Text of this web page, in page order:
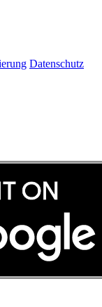
Datenschutz